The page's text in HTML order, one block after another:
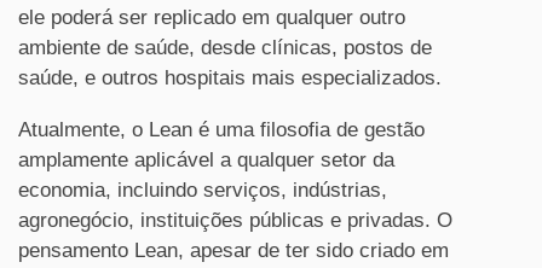
ele poderá ser replicado em qualquer outro
ambiente de saúde, desde clínicas, postos de
saúde, e outros hospitais mais especializados.
Atualmente, o Lean é uma filosofia de gestão
amplamente aplicável a qualquer setor da
economia, incluindo serviços, indústrias,
agronegócio, instituições públicas e privadas. O
pensamento Lean, apesar de ter sido criado em